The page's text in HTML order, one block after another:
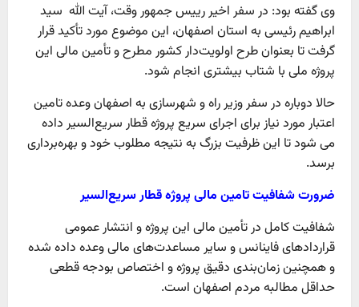
وی گفته بود: در سفر اخیر رییس جمهور وقت، آیت الله سید
ابراهیم رئیسی به استان اصفهان، این موضوع مورد تأکید قرار
گرفت تا بعنوان طرح اولویت‌دار کشور مطرح و تأمین مالی این
پروژه ملی با شتاب بیشتری انجام شود.
حالا دوباره در سفر وزیر راه و شهرسازی به اصفهان وعده تامین
اعتبار مورد نیاز برای اجرای سریع پروژه قطار سریع‌السیر داده
می شود تا این ظرفیت بزرگ به نتیجه مطلوب خود و بهره‌برداری
برسد.
ضرورت شفافیت تامین مالی پروژه قطار سریع‌السیر
شفافیت کامل در تأمین مالی این پروژه و انتشار عمومی
قراردادهای فاینانس و سایر مساعدت‌های مالی وعده داده شده
و همچنین زمان‌بندی دقیق پروژه و اختصاص بودجه قطعی
حداقل مطالبه مردم اصفهان است.